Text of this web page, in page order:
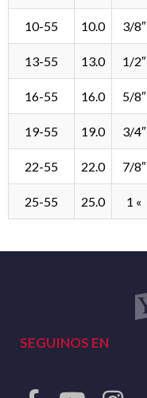
10-55 10.0 3/8″
13-55 13.0 1/2″
16-55 16.0 5/8″
19-55 19.0 3/4″
22-55 22.0 7/8″
25-55 25.0 1 «
SEGUINOS EN